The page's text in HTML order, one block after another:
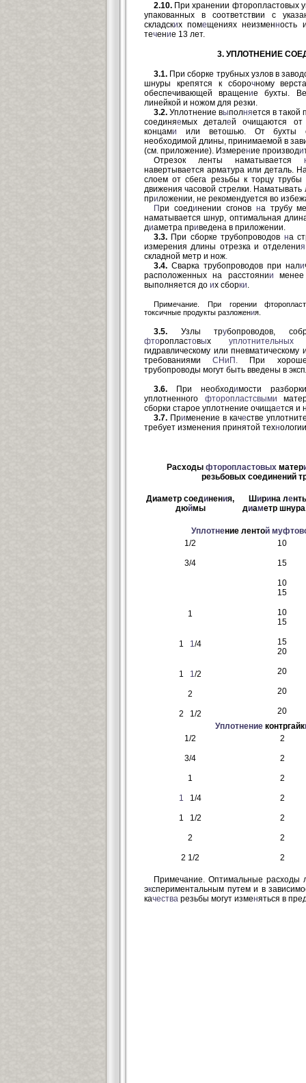
2.10. При хранении фторопластовых
упакованных в соответствии с
складских помещениях неизменность
течение 13 лет.
3. УПЛОТНЕНИЕ
3.1. При сборке трубных узлов в
шнуры крепятся к сборочному
обеспечивающей вращение бухты.
линейкой и ножом для резки.
3.2. Уплотнение выполняется в такой
соединяемых деталей очищаются от
концами или ветошью. От бухты
необходимой длины, принимаемой в
(см. приложение). Измерение производи
Отрезок ленты наматывается
навертывается арматура или деталь.
слоем от сбега резьбы к торцу
движения часовой стрелки. Наматывать
приложении, не рекомендуется во
При соединении сгонов на трубу
наматывается шнур, оптимальная
диаметра приведена в приложении.
3.3. При сборке трубопроводов на
измерения длины отрезка и отделения
складной метр и нож.
3.4. Сварка трубопроводов при нали
расположенных на расстоянии
выполняется до их сборки.
Примечание. При горении
токсичные продукты разложения.
3.5. Узлы трубопроводов,
фторопластовыхуплотнительных
гидравлическому или пневматическому
требованиямиСНиП. При
трубопроводы могут быть введены в
3.6. При необходимости
уплотненного фторопластсвыми
сборки старое уплотнение очищается и
3.7. Применение в качестве
требует изменения принятой техн
Расходы фторопластовыхматер
резьбовых соединений
Диаметр соединения,
дюймы
Ширина ле
диаметр
Уплотнение лентой
1/2
3/4
1
1 1/4
1 1/2
2
2 1/2
10
15
10
15
10
15
15
20
20
20
20
Уплотнение контргайк
1/2
3/4
1
1 1/4
1 1/2
2
2 1/2
2
2
2
2
2
2
2
Примечание. Оптимальные расходы
экспериментальным путем и в
качества резьбы могут изменяться в